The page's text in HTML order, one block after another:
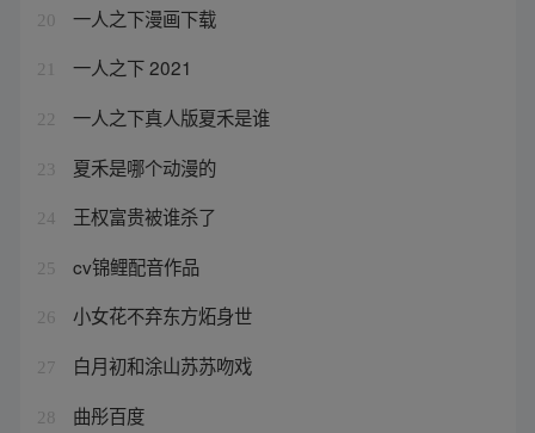
20 一人之下漫画下载
21 一人之下 2021
22 一人之下真人版夏禾是谁
23 夏禾是哪个动漫的
24 王权富贵被谁杀了
25 cv锦鲤配音作品
26 小女花不弃东方炻身世
27 白月初和涂山苏苏吻戏
28 曲彤百度